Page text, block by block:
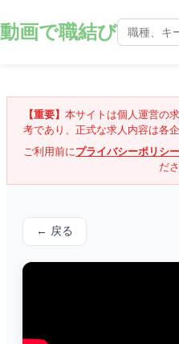
動画で職結び
【重要】 本サイトは個人運営の
考であり、正式な求人内容は各
ご利用前にプライバシーポリシー
だ
← 戻る